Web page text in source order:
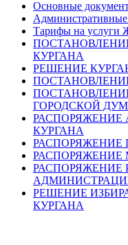
Основные
Тарифы на услуги
КУРГАНА
РЕШЕНИЕ
ГОРОДСКОЙ
РАСПОРЯЖЕНИЕ
КУРГАНА
РАСПОРЯЖЕНИЕ
РАСПОРЯЖЕНИЕ
РАСПОРЯЖЕНИЕ
РЕШЕНИЕ
КУРГАНА